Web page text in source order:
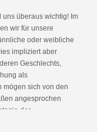
überaus wichtig! Im
wir für unsere
oder weibliche
impliziert aber
Geschlechts,
als
mögen sich von den
angesprochen
der